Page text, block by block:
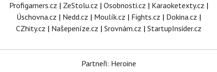
Profigamers.cz | ZeStolu.cz | Osobnosti.cz | Karaoketexty.cz |
Úschovna.cz | Nedd.cz | Moulík.cz | Fights.cz | Dokina.cz |
CZhity.cz | Našepeníze.cz | Srovnám.cz | StartupInsider.cz
Partneři: Heroine